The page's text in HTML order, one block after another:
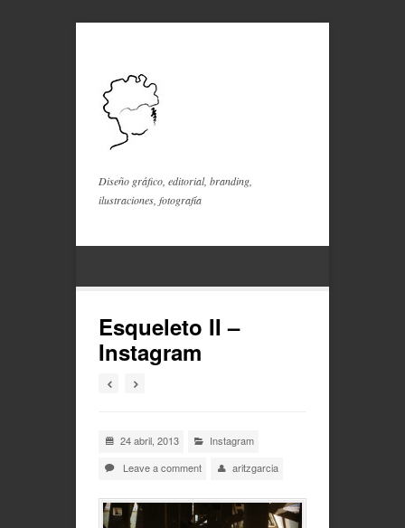
Diseño gráfico, editorial, branding,
ilustraciones, fotografía
Esqueleto II –
Instagram
24 abril, 2013
Instagram
Leave a comment
aritzgarcia